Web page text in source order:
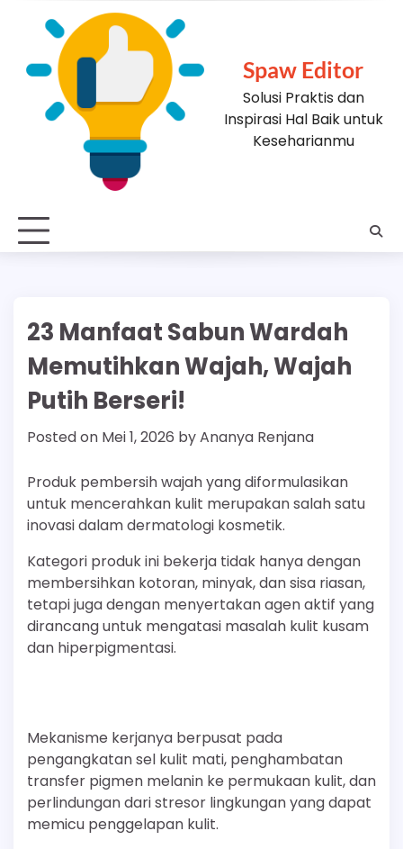
Spaw Editor
Solusi Praktis dan
Inspirasi Hal Baik untuk
Keseharianmu
23 Manfaat Sabun Wardah
Memutihkan Wajah, Wajah
Putih Berseri!
Posted on Mei 1, 2026 byAnanya Renjana
Produk pembersih wajah yang diformulasikan
untuk mencerahkan kulit merupakan salah satu
inovasi dalam dermatologi kosmetik.
Kategori produk ini bekerja tidak hanya dengan
membersihkan kotoran, minyak, dan sisa riasan,
tetapi juga dengan menyertakan agen aktif yang
dirancang untuk mengatasi masalah kulit kusam
dan hiperpigmentasi.
Mekanisme kerjanya berpusat pada
pengangkatan sel kulit mati, penghambatan
transfer pigmen melanin ke permukaan kulit, dan
perlindungan dari stresor lingkungan yang dapat
memicu penggelapan kulit.